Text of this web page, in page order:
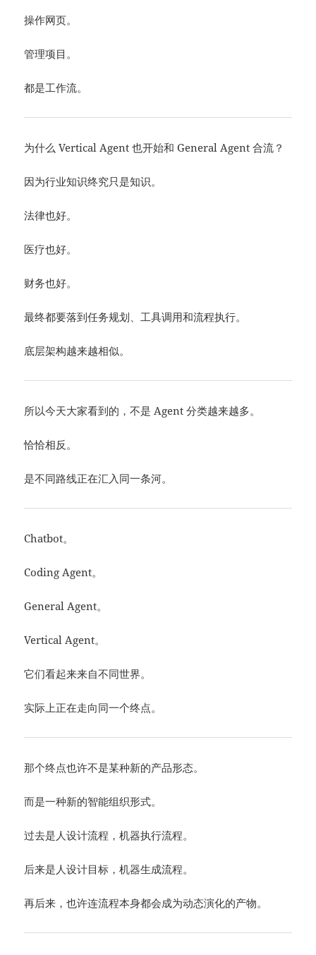
操作网页。
管理项目。
都是工作流。
为什么 Vertical Agent 也开始和 General Agent 合流？
因为行业知识终究只是知识。
法律也好。
医疗也好。
财务也好。
最终都要落到任务规划、工具调用和流程执行。
底层架构越来越相似。
所以今天大家看到的，不是 Agent 分类越来越多。
恰恰相反。
是不同路线正在汇入同一条河。
Chatbot。
Coding Agent。
General Agent。
Vertical Agent。
它们看起来来自不同世界。
实际上正在走向同一个终点。
那个终点也许不是某种新的产品形态。
而是一种新的智能组织形式。
过去是人设计流程，机器执行流程。
后来是人设计目标，机器生成流程。
再后来，也许连流程本身都会成为动态演化的产物。